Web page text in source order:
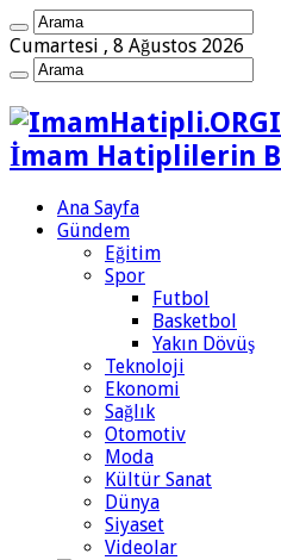
Cumartesi , 8 Ağustos 2026
İmam Hatiplilerin
Ana Sayfa
Gündem
Eğitim
Spor
Futbol
Basketbol
Yakın Dövüş
Teknoloji
Ekonomi
Sağlık
Otomotiv
Moda
Kültür Sanat
Dünya
Siyaset
Videolar